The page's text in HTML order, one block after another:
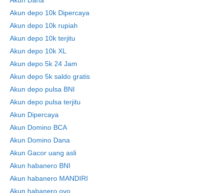
Akun depo 10k Dipercaya
Akun depo 10k rupiah
Akun depo 10k terjitu
Akun depo 10k XL
Akun depo 5k 24 Jam
Akun depo 5k saldo gratis
Akun depo pulsa BNI
Akun depo pulsa terjitu
Akun Dipercaya
Akun Domino BCA
Akun Domino Dana
Akun Gacor uang asli
Akun habanero BNI
Akun habanero MANDIRI
Akun habanero ovo